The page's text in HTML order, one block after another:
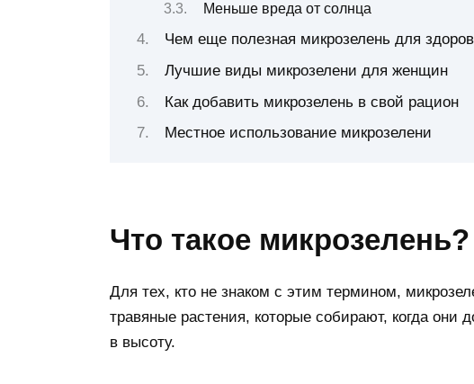
Меньше вреда от солнца
Чем еще полезная микрозелень для
Лучшие виды микрозелени для женщин
Как добавить микрозелень в свой рацион
Местное использование микрозелени
Что такое микрозелень?
Для тех, кто не знаком с этим термином,
травяные растения, которые собирают, когда они
в высоту.